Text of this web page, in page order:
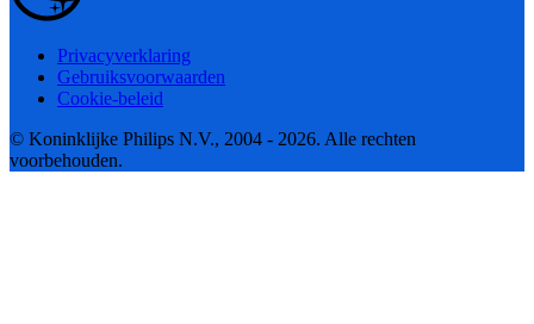
Privacyverklaring
Gebruiksvoorwaarden
Cookie-beleid
© Koninklijke Philips N.V., 2004 - 2026. Alle rechten
voorbehouden.